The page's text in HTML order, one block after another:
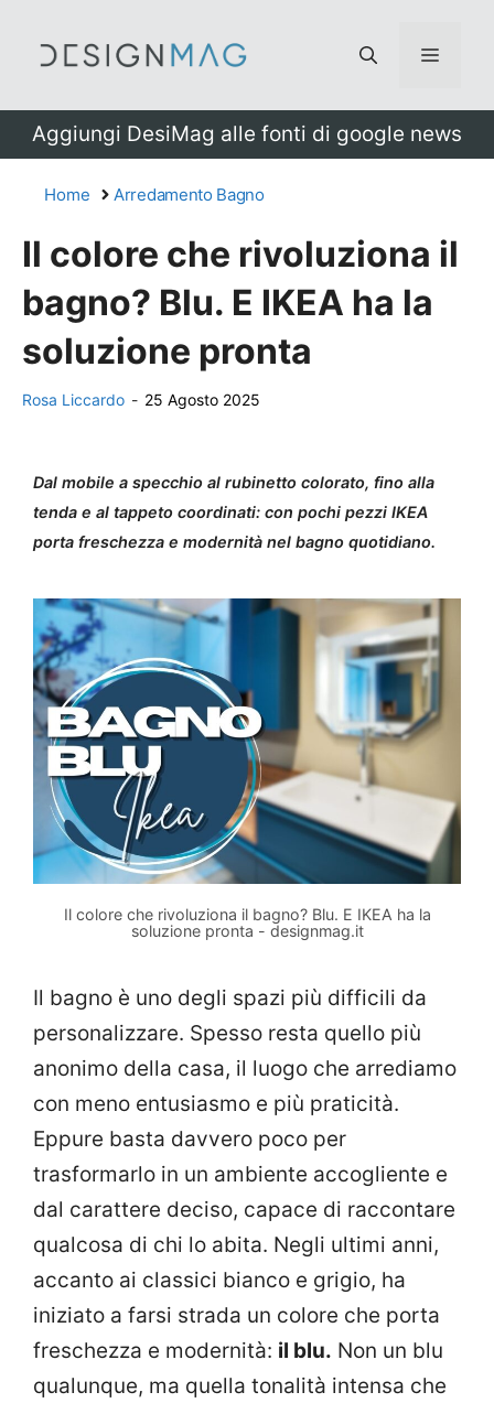
Menu
Aggiungi DesiMag alle fonti di google news
Home Arredamento Bagno
Il colore che rivoluziona il
bagno? Blu. E IKEA ha la
soluzione pronta
Rosa Liccardo - 25 Agosto 2025
Dal mobile a specchio al rubinetto colorato, fino alla
tenda e al tappeto coordinati: con pochi pezzi IKEA
porta freschezza e modernità nel bagno quotidiano.
Il colore che rivoluziona il bagno? Blu. E IKEA ha la
soluzione pronta - designmag.it
Il bagno è uno degli spazi più difficili da
personalizzare. Spesso resta quello più
anonimo della casa, il luogo che arrediamo
con meno entusiasmo e più praticità.
Eppure basta davvero poco per
trasformarlo in un ambiente accogliente e
dal carattere deciso, capace di raccontare
qualcosa di chi lo abita. Negli ultimi anni,
accanto ai classici bianco e grigio, ha
iniziato a farsi strada un colore che porta
freschezza e modernità: il blu. Non un blu
qualunque, ma quella tonalità intensa che